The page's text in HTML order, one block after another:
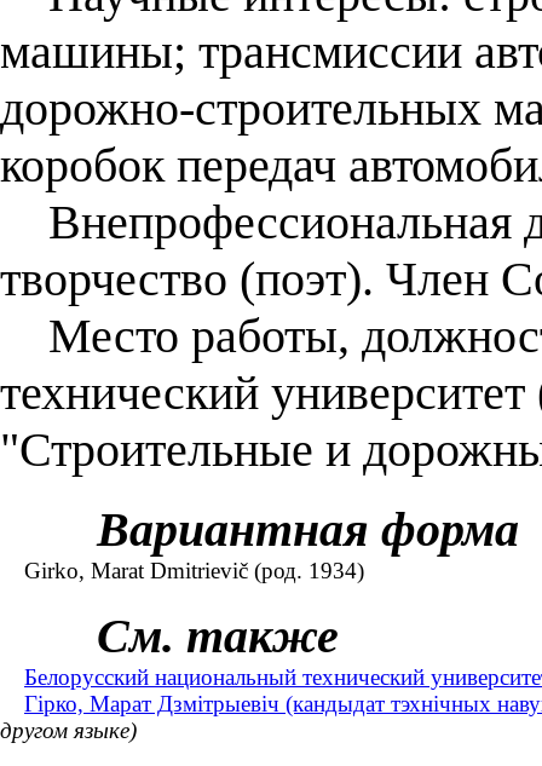
машины; трансмиссии
дорожно-строительных
коробок передач
Внепрофессиональная
творчество (поэт). Член
Место работы,
технический
"Строительные и
Вариантная форма
Girko, Marat Dmitrievič (род. 1934)
См. также
Белорусский национальный технический
Гірко, Марат Дзмітрыевіч (кандыдат тэхнічных
другом языке)